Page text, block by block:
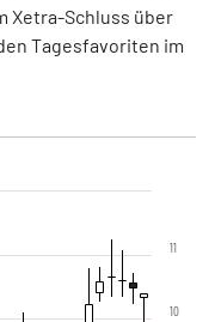
Xetra-Schluss über
Tagesfavoriten im
10
11